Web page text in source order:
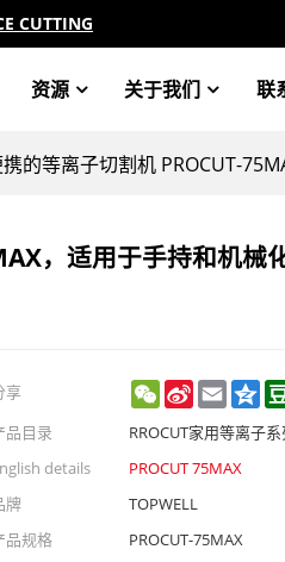
CUTTING
资源 关于我们 联
的等离子切割机 PROCUT-
，适用于手持和机
享 WeChat
Sina
Weibo
Email
品目录
RROCUT家用等离子系
details
PROCUT 75MAX
牌
TOPWELL
品规格
PROCUT-75MAX